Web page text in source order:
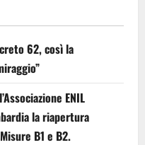
62, così la
ENIL
la riapertura
B1 e B2.